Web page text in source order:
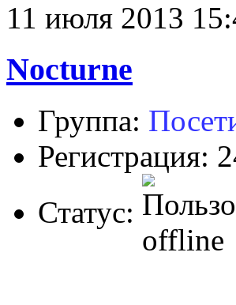
11 июля 2013
Nocturne
Группа:
Регистрация:
Статус: